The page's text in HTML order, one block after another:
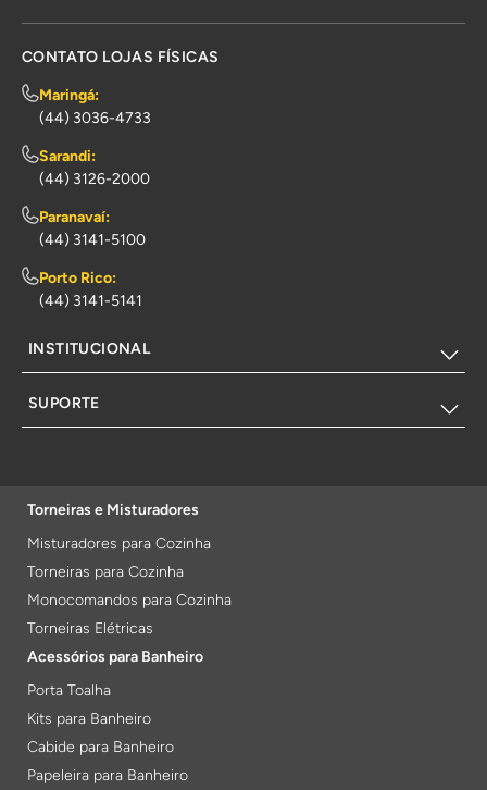
CONTATO LOJAS FÍSICAS
Maringá:
(44) 3036-4733
Sarandi:
(44) 3126-2000
Paranavaí:
(44) 3141-5100
Porto Rico:
(44) 3141-5141
INSTITUCIONAL
SUPORTE
Torneiras e Misturadores
Misturadores para Cozinha
Torneiras para Cozinha
Monocomandos para Cozinha
Torneiras Elétricas
Acessórios para Banheiro
Porta Toalha
Kits para Banheiro
Cabide para Banheiro
Papeleira para Banheiro